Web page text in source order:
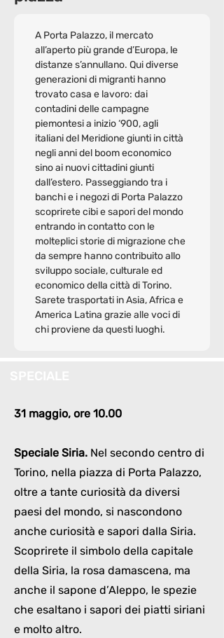
A Porta Palazzo, il mercato
all’aperto più grande d’Europa, le
distanze s’annullano. Qui diverse
generazioni di migranti hanno
trovato casa e lavoro: dai
contadini delle campagne
piemontesi a inizio ‘900, agli
italiani del Meridione giunti in città
negli anni del boom economico
sino ai nuovi cittadini giunti
dall’estero. Passeggiando tra i
banchi e i negozi di Porta Palazzo
scoprirete cibi e sapori del mondo
entrando in contatto con le
molteplici storie di migrazione che
da sempre hanno contribuito allo
sviluppo sociale, culturale ed
economico della città di Torino.
Sarete trasportati in Asia, Africa e
America Latina grazie alle voci di
chi proviene da questi luoghi.
31 maggio, ore 10.00
Speciale Siria. Nel secondo centro di
Torino, nella piazza di Porta Palazzo,
oltre a tante curiosità da diversi
paesi del mondo, si nascondono
anche curiosità e sapori dalla Siria.
Scoprirete il simbolo della capitale
della Siria, la rosa damascena, ma
anche il sapone d’Aleppo, le spezie
che esaltano i sapori dei piatti siriani
e molto altro.